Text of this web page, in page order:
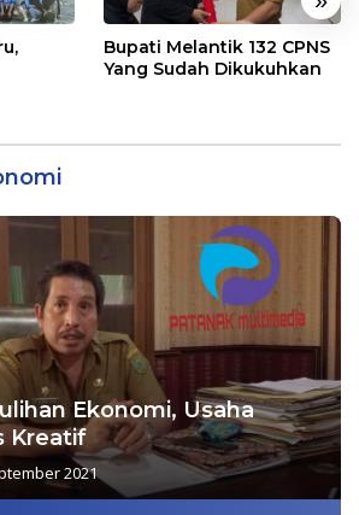
Bupati Melantik 132 CPNS
Yang Sudah Dikukuhkan
Ekonomi, Usaha
Kreatif
2021